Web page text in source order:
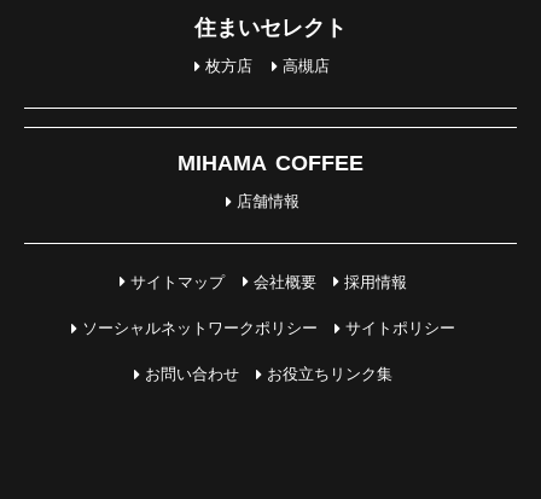
住まいセレクト
枚方店 高槻店
MIHAMA COFFEE
店舗情報
サイトマップ 会社概要 採用情報
ソーシャルネットワークポリシー サイトポリシー
お問い合わせ お役立ちリンク集